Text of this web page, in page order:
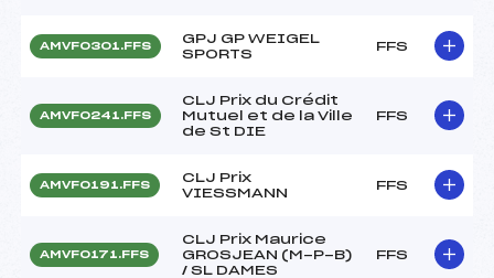
AMVF0301.FFS
GPJ GP WEIGEL
SPORTS
FFS
AMVF0241.FFS
CLJ Prix du Crédit
Mutuel et de la Ville
de St DIE
FFS
AMVF0191.FFS
CLJ Prix
VIESSMANN
FFS
AMVF0171.FFS
CLJ Prix Maurice
GROSJEAN (M-P-B)
/ SL DAMES
FFS